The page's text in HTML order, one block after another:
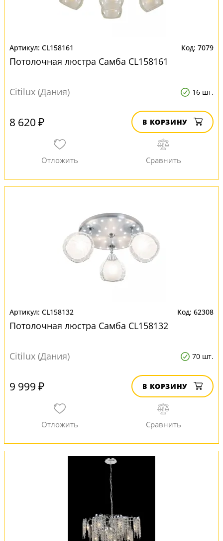
CL158161 7079
Потолочная люстра Самба CL158161
Citilux (Дания) 16 шт.
8 620 ₽ В КОРЗИНУ
CL158132 62308
Потолочная люстра Самба CL158132
Citilux (Дания) 70 шт.
9 999 ₽ В КОРЗИНУ